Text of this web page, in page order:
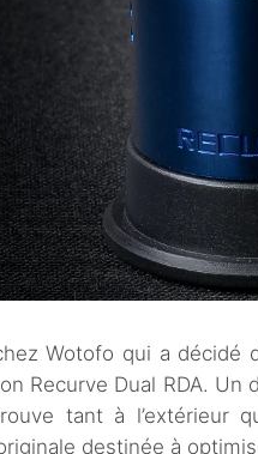
Wotofo qui a décidé
Recurve Dual RDA.
tant à l’extérieur
destinée à